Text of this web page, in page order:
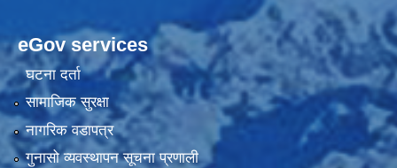
eGov services
घटना दर्ता
सामाजिक सुरक्षा
नागरिक वडापत्र
गुनासो व्यवस्थापन सूचना प्रणाली